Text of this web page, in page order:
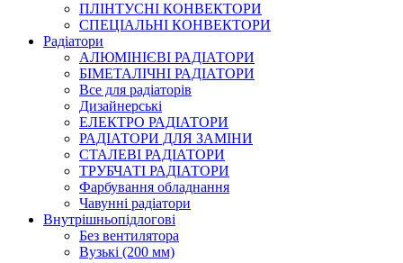
ПЛІНТУСНІ КОНВЕКТОРИ
СПЕЦІАЛЬНІ КОНВЕКТОРИ
Радіатори
АЛЮМІНІЄВІ РАДІАТОРИ
БІМЕТАЛІЧНІ РАДІАТОРИ
Все для радіаторів
Дизайнерські
ЕЛЕКТРО РАДІАТОРИ
РАДІАТОРИ ДЛЯ ЗАМІНИ
СТАЛЕВІ РАДІАТОРИ
ТРУБЧАТІ РАДІАТОРИ
Фарбування обладнання
Чавунні радіатори
Внутрішньопідлогові
Без вентилятора
Вузькі (200 мм)